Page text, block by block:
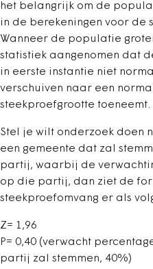
het belangrijk om de
in de berekeningen voor de
Wanneer de populatie
statistiek aangenomen dat
in eerste instantie niet
verschuiven naar een
steekproefgrootte toeneemt.
Stel je wilt onderzoek doen
een gemeente dat zal
partij, waarbij de
op die partij, dan ziet de
steekproefomvang er als
Z= 1,96
P= 0,40 (verwacht
partij zal stemmen, 40%)